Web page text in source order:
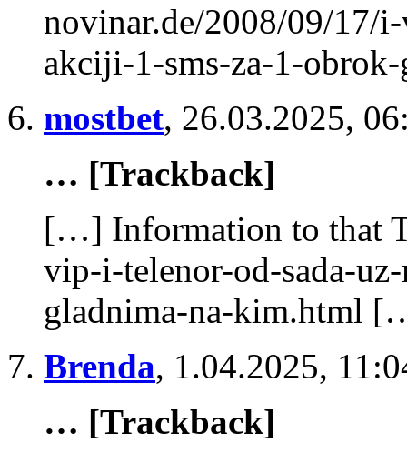
novinar.de/2008/09/17/
akciji-1-sms-za-1-
mostbet, 26.03.2025,
… [Trackback]
[…] Information to that
vip-i-telenor-od-sada-
gladnima-na-kim.html
Brenda, 1.04.2025,
… [Trackback]